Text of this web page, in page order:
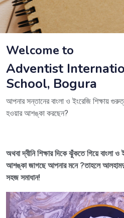
Welcome to
Adventist
School, Bogura
আপনার সন্তানের বাংলা ও ইংরেজি শিক্ষায়
হওয়ার আশঙ্কা করছেন?
অথবা দ্বীনি শিক্ষার দিকে ঝুঁকতে গিয়ে বাংলা ও
আশঙ্কা জাগছে আপনার মনে ?তাহলে
সহজ সমাধান!